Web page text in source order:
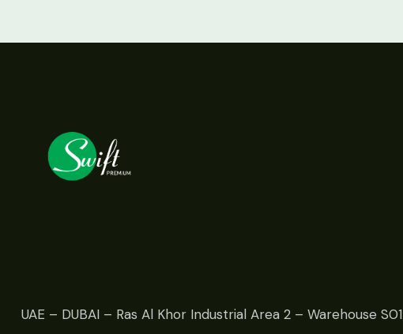
UAE – DUBAI – Ras Al Khor Industrial Area 2 – Warehouse S01